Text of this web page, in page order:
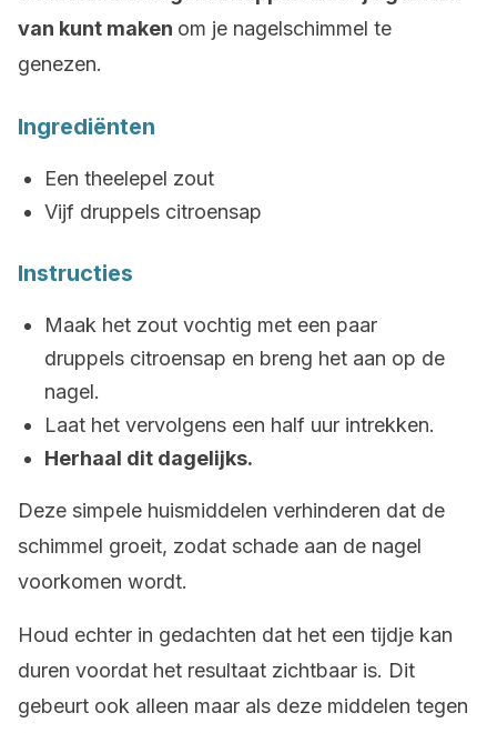
van kunt maken om je nagelschimmel te
genezen.
Ingrediënten
Een theelepel zout
Vijf druppels citroensap
Instructies
Maak het zout vochtig met een paar
druppels citroensap en breng het aan op de
nagel.
Laat het vervolgens een half uur intrekken.
Herhaal dit dagelijks.
Deze simpele huismiddelen verhinderen dat de
schimmel groeit, zodat schade aan de nagel
voorkomen wordt.
Houd echter in gedachten dat het een tijdje kan
duren voordat het resultaat zichtbaar is. Dit
gebeurt ook alleen maar als deze middelen tegen